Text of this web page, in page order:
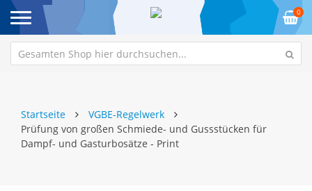
0
Startseite
VGBE-Regelwerk
Prüfung von großen Schmiede- und Gussstücken für
Dampf- und Gasturbosätze - Print